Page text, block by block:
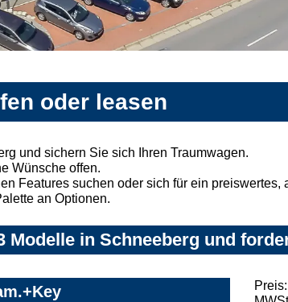
oder leasen
und sichern Sie sich Ihren Traumwagen.
Wünsche offen.
Features suchen oder sich für ein preiswertes,
an Optionen.
Modelle in Schneeberg und
Preis: